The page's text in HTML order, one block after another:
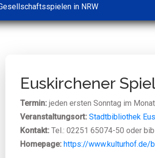
in NRW
Euskirchener
Termin: jeden ersten Sonntag im
Veranstaltungsort: Stadtbibliothek
Kontakt: Tel.: 02251 65074-50 oder
Homepage: https://www.kulturhof.de/